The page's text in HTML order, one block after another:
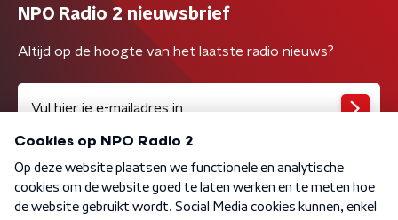
NPO Radio 2 nieuwsbrief
Altijd op de hoogte van het laatste radio nieuws?